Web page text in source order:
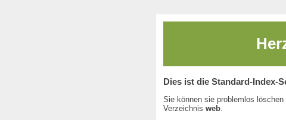
Dies ist die Standard-Index-
Sie können sie problemlos
Verzeichnis web.